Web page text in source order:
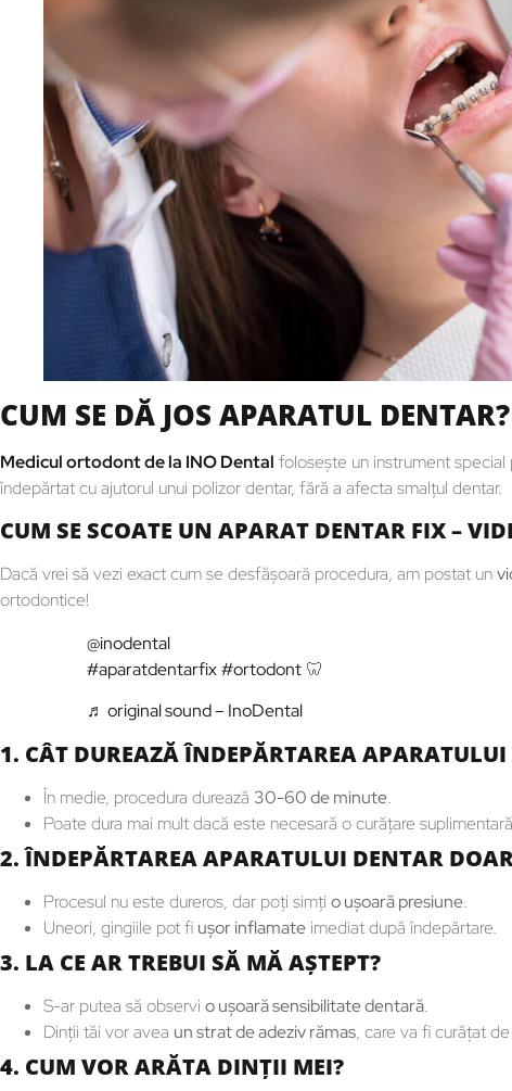
CUM SE DĂ JOS APARATUL DENTAR?
Medicul ortodont de la INO Dental foloseşte un instrument
îndepărtat cu ajutorul unui polizor dentar, fără a afecta smalţul dentar.
CUM SE SCOATE UN APARAT DENTAR FIX –
Dacă vrei să vezi exact cum se desfăşoară procedura, am postat un
ortodontice!
@inodental
#aparatdentarfix#ortodont 🦷
♬ original sound – InoDental
1. CÂT DUREAZĂ ÎNDEPĂRTAREA
În medie, procedura durează 30-60 de minute.
Poate dura mai mult dacă este necesară o curăţare
2. ÎNDEPĂRTAREA APARATULUI DENTAR
Procesul nu este dureros, dar poţi simţi o uşoară presiune.
Uneori, gingiile pot fi uşor inflamate imediat după îndepărtare.
3. LA CE AR TREBUI SĂ MĂ AŞTEPT?
S-ar putea să observi o uşoară sensibilitate dentară.
Dinţii tăi vor avea un strat de adeziv rămas, care va fi curăţat
4. CUM VOR ARĂTA DINŢII MEI?